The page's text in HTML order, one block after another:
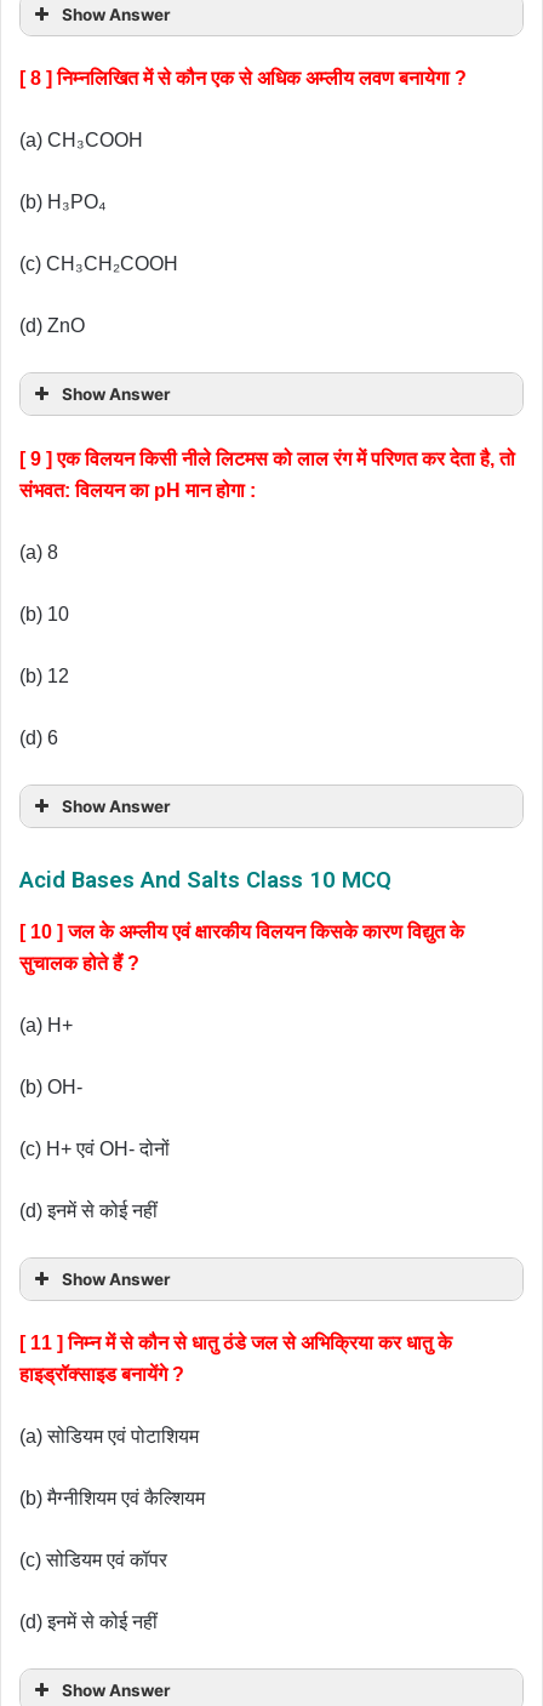
Show Answer
[ 8 ] निम्नलिखित में से कौन एक से अधिक अम्लीय लवण बनायेगा ?
(a) CH₃COOH
(b) H₃PO₄
(c) CH₃CH₂COOH
(d) ZnO
Show Answer
[ 9 ] एक विलयन किसी नीले लिटमस को लाल रंग में परिणत कर देता है, तो
संभवत: विलयन का pH मान होगा :
(a) 8
(b) 10
(b) 12
(d) 6
Show Answer
Acid Bases And Salts Class 10 MCQ
[ 10 ] जल के अम्लीय एवं क्षारकीय विलयन किसके कारण विद्युत के
सुचालक होते हैं ?
(a) H+
(b) OH-
(c) H+ एवं OH- दोनों
(d) इनमें से कोई नहीं
Show Answer
[ 11 ] निम्न में से कौन से धातु ठंडे जल से अभिक्रिया कर धातु के
हाइड्रॉक्साइड बनायेंगे ?
(a) सोडियम एवं पोटाशियम
(b) मैग्नीशियम एवं कैल्शियम
(c) सोडियम एवं कॉपर
(d) इनमें से कोई नहीं
Show Answer